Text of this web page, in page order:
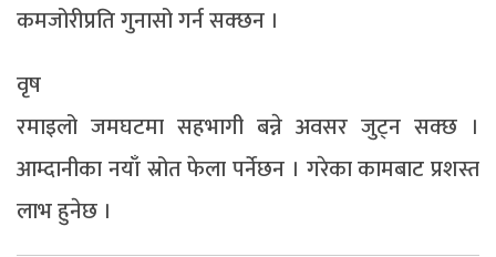
कमजोरीप्रति गुनासो गर्न सक्छन ।
वृष
रमाइलो जमघटमा सहभागी बन्ने अवसर जुट्न सक्छ ।
आम्दानीका नयाँ स्रोत फेला पर्नेछन । गरेका कामबाट प्रशस्त
लाभ हुनेछ ।